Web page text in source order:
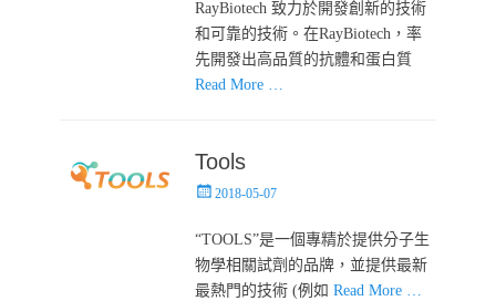
RayBiotech 致力於開發創新的技術
和可靠的技術。在RayBiotech，率
先開發出高品質的抗體和蛋白質
Read More …
Tools
Posted2018-05-07
“TOOLS”是一個專精於提供分子生
物學相關試劑的品牌，並提供最新
最熱門的技術 (例如Read More …